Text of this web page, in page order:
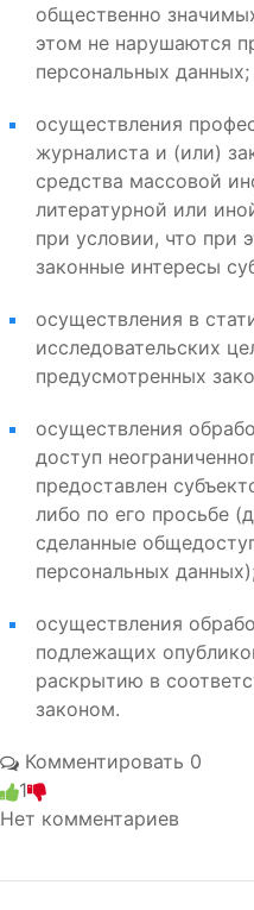
общественно
этом не нарушаются
персональных данных;
осуществления
журналиста и (или)
средства массовой
литературной или
при условии, что при
законные интересы
осуществления в
исследовательских
предусмотренных
осуществления
доступ
предоставлен
либо по его просьбе
сделанные
персональных
осуществления
подлежащих
раскрытию в
законом.
Комментировать 0
1
Нет комментариев